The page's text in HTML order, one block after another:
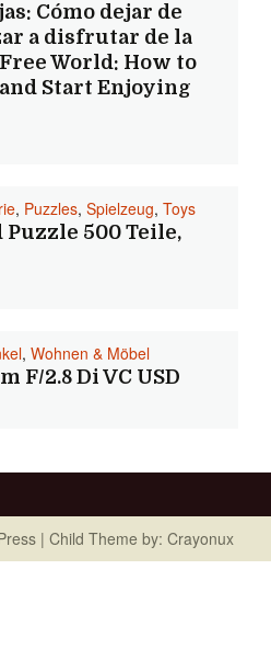
Cómo dejar de
a disfrutar de la
World: How to
Start Enjoying
, Puzzles, Spielzeug, Toys
Puzzle 500 Teile,
, Wohnen & Möbel
F/2.8 Di VC USD
| Child Theme by: Crayonux